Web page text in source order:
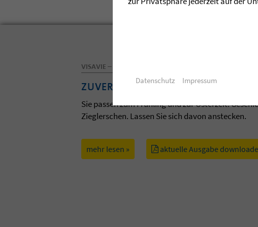
VISAVIE – DAS MAGAZIN DER ZIEGLERSCHEN
ZUVERSICHT
Sie passen zum Frühling und zur Osterzeit:
Zieglerschen. Lassen Sie sich davon anstecken.
mehr lesen » aktuelle Ausgabe
Datenschutz Impressum